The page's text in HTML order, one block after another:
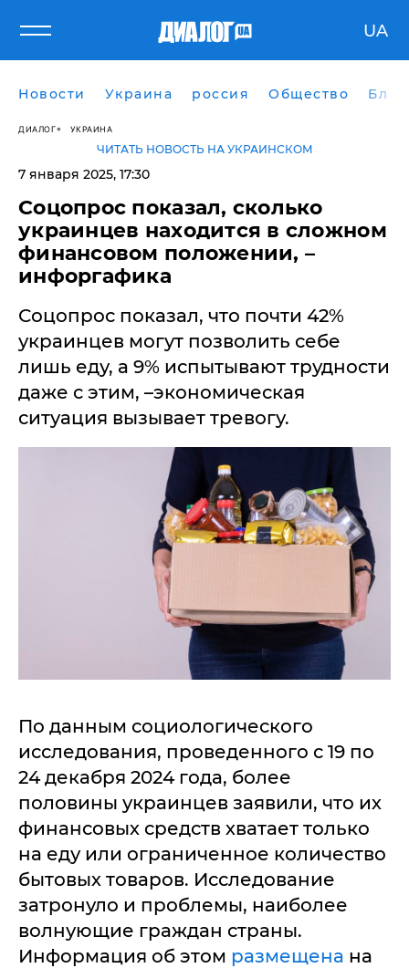
UA
Новости Украина россия Общество
ДИАЛОГ УКРАИНА
ЧИТАТЬ НОВОСТЬ НА УКРАИНСКОМ
7 января 2025, 17:30
Соцопрос показал, сколько
украинцев находится в сложном
финансовом положении, –
инфоргафика
Соцопрос показал, что почти 42%
украинцев могут позволить себе
лишь еду, а 9% испытывают трудности
даже с этим, –экономическая
ситуация вызывает тревогу.
По данным социологического
исследования, проведенного с 19 по
24 декабря 2024 года, более
половины украинцев заявили, что их
финансовых средств хватает только
на еду или ограниченное количество
бытовых товаров. Исследование
затронуло и проблемы, наиболее
волнующие граждан страны.
Информация об этом размещена на